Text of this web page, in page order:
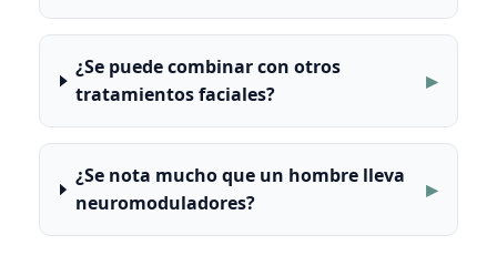
¿Se puede combinar con otros
tratamientos faciales?
¿Se nota mucho que un hombre lleva
neuromoduladores?